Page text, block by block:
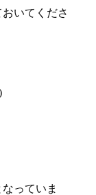
いてくださ
っていま